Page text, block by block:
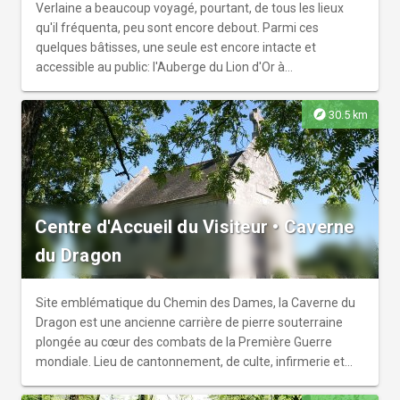
Verlaine a beaucoup voyagé, pourtant, de tous les lieux
qu'il fréquenta, peu sont encore debout. Parmi ces
quelques bâtisses, une seule est encore intacte et
accessible au public: l'Auberge du Lion d'Or à
loin de sa ferme, l'Auberge est devenue aujourd’hui le
Musée Verlaine. Dans cette "loge à pied et à cheval", le
mobilier n’a pas bougé, le temps s’est suspendu et l’âme
est restée intacte. Bien plus qu’une simple évocation du
poète, la scénographie de ce lieu s’étend sur 1500m². Elle
vous fera revisiter sa vie et son œuvre grâce à une
collection iconographique unique, une visite commentée
de qualité, une mise à disposition de l'œuvre complète
(prose, poésie et correspondance) et, bien sûr, grâce à
cette ambiance unique que l’on ressent dès le seuil
franchi. Après votre visite, il vous restera encore à
découvrir les 1000m² de jardin ancien, les expositions
temporaires et le bistrot.
explore30.5 km
Centre d'Accueil du Visiteur • Caverne
du Dragon
Site emblématique du Chemin des Dames, la Caverne du
Dragon est une ancienne carrière de pierre souterraine
plongée au cœur des combats de la Première Guerre
mondiale. Lieu de cantonnement, de culte, infirmerie et